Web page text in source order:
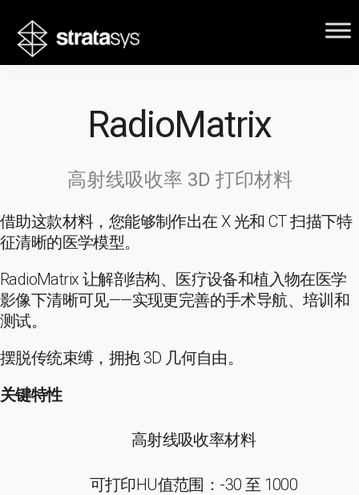
RadioMatrix
高射线吸收率 3D 打印材料
借助这款材料，您能够制作出在 X 光和 CT 扫描下特
征清晰的医学模型。
RadioMatrix 让解剖结构、医疗设备和植入物在医学
影像下清晰可见——实现更完善的手术导航、培训和
测试。
摆脱传统束缚，拥抱 3D 几何自由。
关键特性
高射线吸收率材料
可打印HU值范围：-30 至 1000